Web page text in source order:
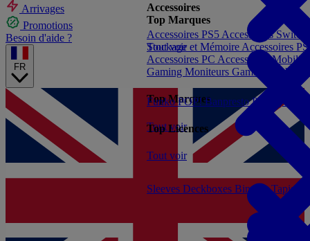
Arrivages
Promotions
Besoin d'aide ?
FR
Accessoires
Accessoires PS5 Accessoires
Stockage et Mémoire Accessoires
Accessoires PC Accessoires Mobilité
Gaming Moniteurs Gaming
Top Marques
Tout voir
Funko POP!BanprestoPlastoy
Top Licences
Tout voir
Sleeves Deckboxes BindersTapis
Top Marques
Tout voir